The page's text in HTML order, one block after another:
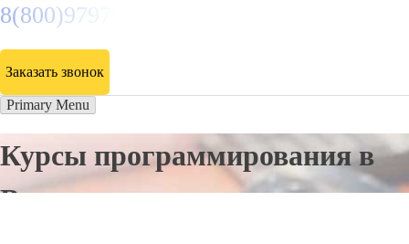
8(800)9797043
Заказать звонок
Primary Menu
Курсы программирования в
Валдае